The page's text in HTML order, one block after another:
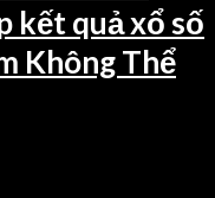
kết quả xổ số
Không Thể